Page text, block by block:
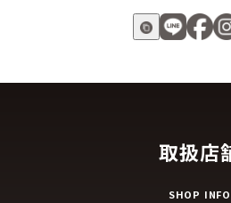
軸に沿った古典的なサブダイヤルの
つの日付窓、シルバートーンベース
また、このムーブメントには、調整
ーション、アニュアルカレンダーが
ローズゴールドのローターを含む４
取扱店
SHOP INFO